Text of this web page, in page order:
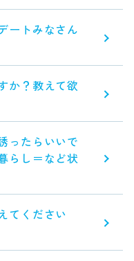
ートみなさん
か？教えて欲
ったらいいで
らし＝など状
てください